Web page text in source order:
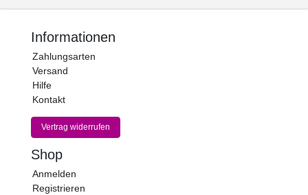
Informationen
Zahlungsarten
Versand
Hilfe
Kontakt
Vertrag widerrufen
Shop
Anmelden
Registrieren